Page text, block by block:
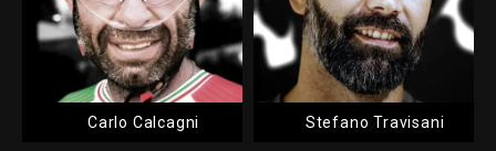
Carlo Calcagni Stefano Travisani